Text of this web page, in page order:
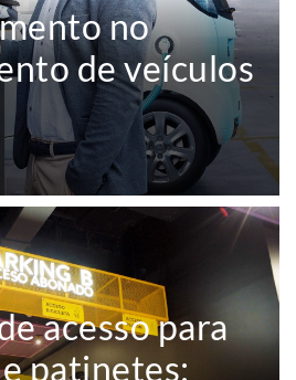
no
de veículos
acesso para
patinetes: